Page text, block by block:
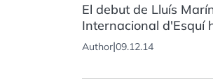
El debut de Lluís
Internacional d'Esquí
Author|09.12.14